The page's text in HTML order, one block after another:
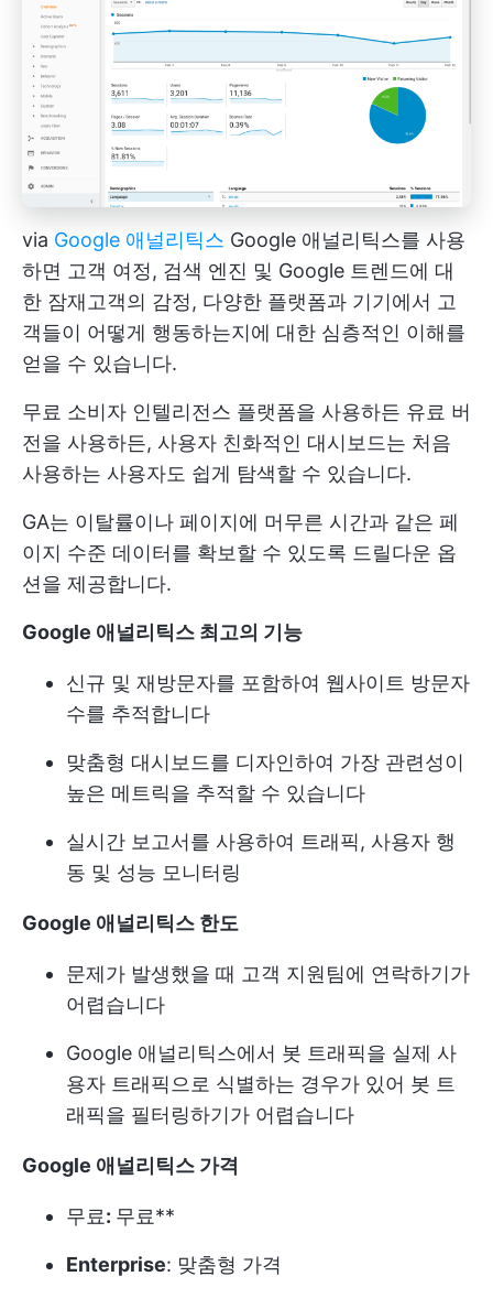
via Google 애널리틱스 Google 애널리틱스를 사용
하면 고객 여정, 검색 엔진 및 Google 트렌드에 대
한 잠재고객의 감정, 다양한 플랫폼과 기기에서 고
객들이 어떻게 행동하는지에 대한 심층적인 이해를
얻을 수 있습니다.
무료 소비자 인텔리전스 플랫폼을 사용하든 유료 버
전을 사용하든, 사용자 친화적인 대시보드는 처음
사용하는 사용자도 쉽게 탐색할 수 있습니다.
GA는 이탈률이나 페이지에 머무른 시간과 같은 페
이지 수준 데이터를 확보할 수 있도록 드릴다운 옵
션을 제공합니다.
Google 애널리틱스 최고의 기능
신규 및 재방문자를 포함하여 웹사이트 방문자
수를 추적합니다
맞춤형 대시보드를 디자인하여 가장 관련성이
높은 메트릭을 추적할 수 있습니다
실시간 보고서를 사용하여 트래픽, 사용자 행
동 및 성능 모니터링
Google 애널리틱스 한도
문제가 발생했을 때 고객 지원팀에 연락하기가
어렵습니다
Google 애널리틱스에서 봇 트래픽을 실제 사
용자 트래픽으로 식별하는 경우가 있어 봇 트
래픽을 필터링하기가 어렵습니다
Google 애널리틱스 가격
무료: 무료**
Enterprise: 맞춤형 가격